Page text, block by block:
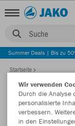
Suche
Summer Deals | Bis zu
Startseite
Wir verwenden
Durch die Analyse
personalisierte
verbessern.
in den